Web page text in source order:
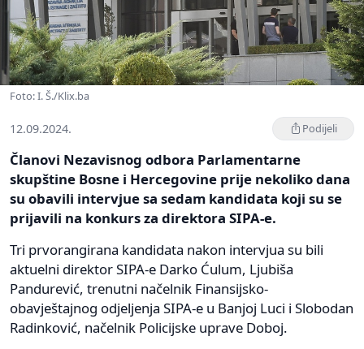
Foto: I. Š./Klix.ba
12.09.2024. Podijeli
Članovi Nezavisnog odbora Parlamentarne
skupštine Bosne i Hercegovine prije nekoliko dana
su obavili intervjue sa sedam kandidata koji su se
prijavili na konkurs za direktora SIPA-e.
Tri prvorangirana kandidata nakon intervjua su bili
aktuelni direktor SIPA-e Darko Ćulum, Ljubiša
Pandurević, trenutni načelnik Finansijsko-
obavještajnog odjeljenja SIPA-e u Banjoj Luci i Slobodan
Radinković, načelnik Policijske uprave Doboj.